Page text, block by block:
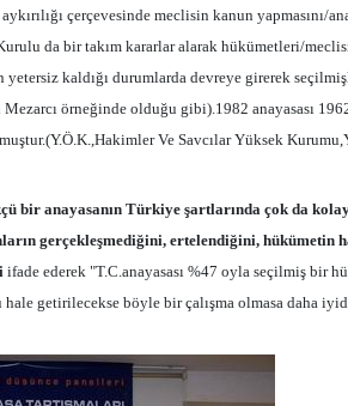
çerçevesinde meclisin kanun yapmasını/
da bir takım kararlar alarak hükümetleri/
kaldığı durumlarda devreye girerek
örneğinde olduğu gibi).1982 anayasası
Ve Savcılar Yüksek
bir anayasanın Türkiye şartlarında çok da
gerçekleşmediğini, ertelendiğini, hükümetin
ifade ederek "T.C.anayasası %47 oyla seçilmiş bir
getirilecekse böyle bir çalışma olmasa daha